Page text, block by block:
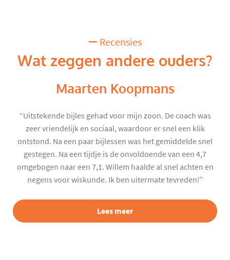
Recensies
Wat zeggen andere ouders?
Maarten Koopmans
“Uitstekende bijles gehad voor mijn zoon. De coach was
zeer vriendelijk en sociaal, waardoor er snel een klik
ontstond. Na een paar bijlessen was het gemiddelde snel
gestegen. Na een tijdje is de onvoldoende van een 4,7
omgebogen naar een 7,1. Willem haalde al snel achten en
negens voor wiskunde. Ik ben uitermate tevreden!”
Lees meer